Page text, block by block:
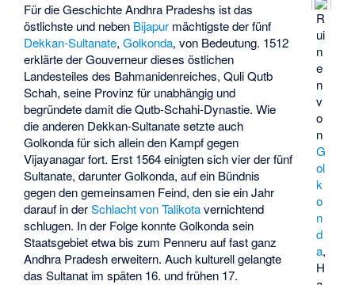
R
ui
n
e
n
v
o
n
G
ol
k
o
n
d
a,
H
Für die Geschichte Andhra Pradeshs ist das
östlichste und neben Bijapur mächtigste der fünf
Dekkan-Sultanate,Golkonda, von Bedeutung. 1512
erklärte der Gouverneur dieses östlichen
Landesteiles des Bahmanidenreiches, Quli Qutb
Schah, seine Provinz für unabhängig und
begründete damit dieQutb-Schahi-Dynastie. Wie
die anderen Dekkan-Sultanate setzte auch
Golkonda für sich allein den Kampf gegen
Vijayanagar fort. Erst 1564 einigten sich vier der fünf
Sultanate, darunter Golkonda, auf ein Bündnis
gegen den gemeinsamen Feind, den sie ein Jahr
darauf in derSchlacht von Talikotavernichtend
schlugen. In der Folge konnte Golkonda sein
Staatsgebiet etwa bis zum Penneruauf fast ganz
Andhra Pradesh erweitern. Auch kulturell gelangte
das Sultanat im späten 16. und frühen 17.